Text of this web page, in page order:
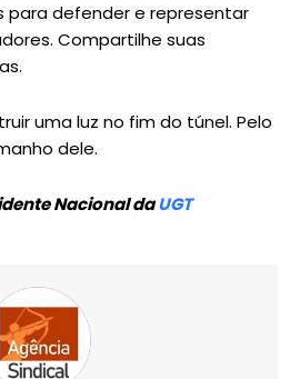
para defender e representar
Compartilhe suas
uma luz no fim do túnel. Pelo
dele.
Nacional daUGT